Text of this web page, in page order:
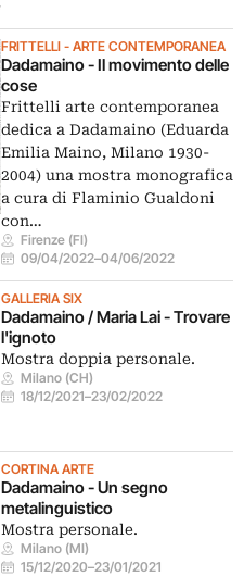
FRITTELLI - ARTE CONTEMPORANEA
Dadamaino - Il movimento delle
cose
Frittelli arte contemporanea
dedica a Dadamaino (Eduarda
Emilia Maino, Milano 1930-
2004) una mostra monografica
a cura di Flaminio Gualdoni
con…
Firenze (FI)
09/04/2022–04/06/2022
GALLERIA SIX
Dadamaino / Maria Lai - Trovare
l'ignoto
Mostra doppia personale.
Milano (CH)
18/12/2021–23/02/2022
CORTINA ARTE
Dadamaino - Un segno
metalinguistico
Mostra personale.
Milano (MI)
15/12/2020–23/01/2021